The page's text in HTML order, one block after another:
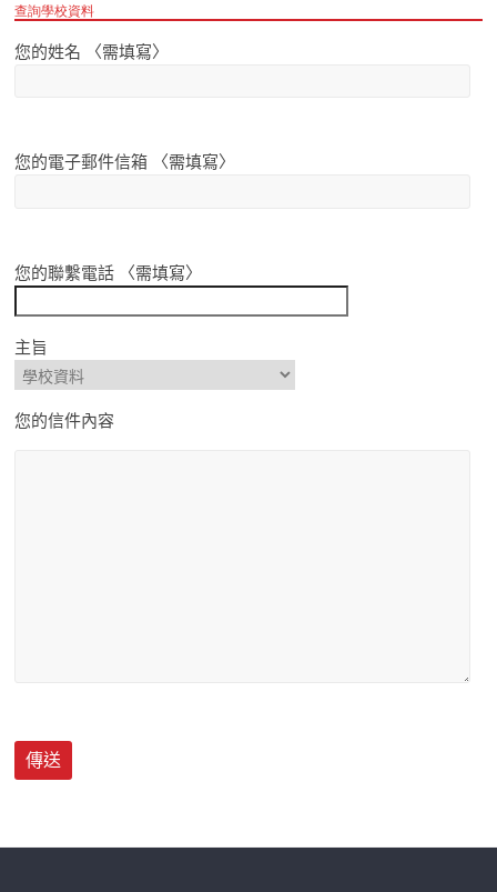
查詢學校資料
您的姓名 〈需填寫〉
您的電子郵件信箱 〈需填寫〉
您的聯繫電話 〈需填寫〉
主旨
您的信件內容